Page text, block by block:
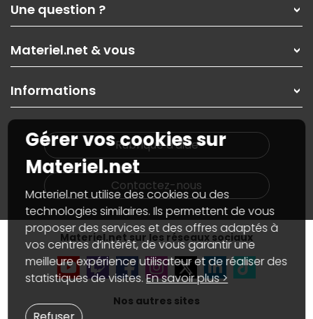
Nos services
Les magasins Materiel.net
Nos solutions pour les pros
Contactez-nous
Une question ?
Paiement, livraison
Garanties,Pack Zen
SAV, demander un retour
Informations
Materiel.net & vous
On rachète votre carte graphique
PC sur mesure : Votre RDV personnalisé
Notre démarche écologique
Materiel.net recrute
Notre programme d'affiliation
Partenariat & Sponsoring
Informations
Plan du site
Nos marques
Conditions générales de vente
Marketplace
Informations légales
Données personnellesetcookies
Gérer vos cookies
Accessibilité : non conforme
Rubrique d'aide
Contactez-nous
Materiel.net sur les réseaux sociaux
Nos autres sites
Gérer vos cookies sur
Materiel.net
Materiel.net utilise des cookies ou des
technologies similaires. Ils permettent de vous
proposer des services et des offres adaptés à
vos centres d’intérêt, de vous garantir une
meilleure expérience utilisateur et de réaliser des
statistiques de visites.En savoir plus >